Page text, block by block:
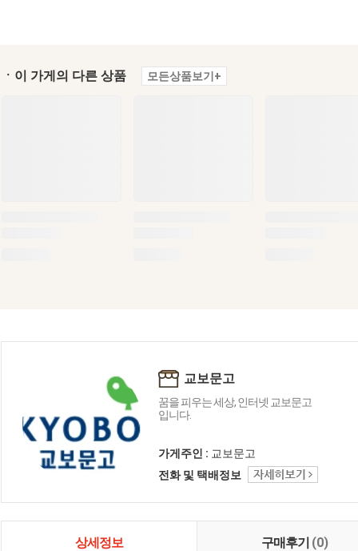
ㆍ이 가게의 다른 상품 모든상품보기+
교보문고
꿈을 피우는 세상, 인터넷 교보문고
입니다.
가게주인 : 교보문고
전화 및 택배정보
상세정보 구매후기 (0)